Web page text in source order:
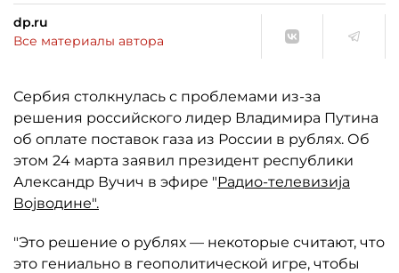
dp.ru
Все материалы автора
Сербия столкнулась с проблемами из-за
решения российского лидер Владимира Путина
об оплате поставок газа из России в рублях. Об
этом 24 марта заявил президент республики
Александр Вучич в эфире "Радио-телевизија
Војводине".
"Это решение о рублях — некоторые считают, что
это гениально в геополитической игре, чтобы